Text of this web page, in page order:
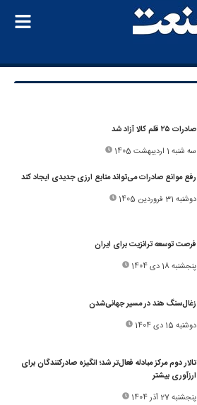
صادرات ۲۵ قلم کالا آزاد شد
سه شنبه 1 اردیبهشت 1405
رفع موانع صادرات می‌تواند منابع ارزی جدیدی ایجاد کند
دوشنبه 31 فروردین 1405
فرصت توسعه ترانزیت برای ایران
پنجشنبه 18 دی 1404
زغال‌سنگ هند در مسیر جهانی‌شدن
دوشنبه 15 دی 1404
تالار دوم مرکز مبادله فعال‌تر شد؛ انگیزه صادرکنندگان برای
ارزآوری بیشتر
پنجشنبه 27 آذر 1404